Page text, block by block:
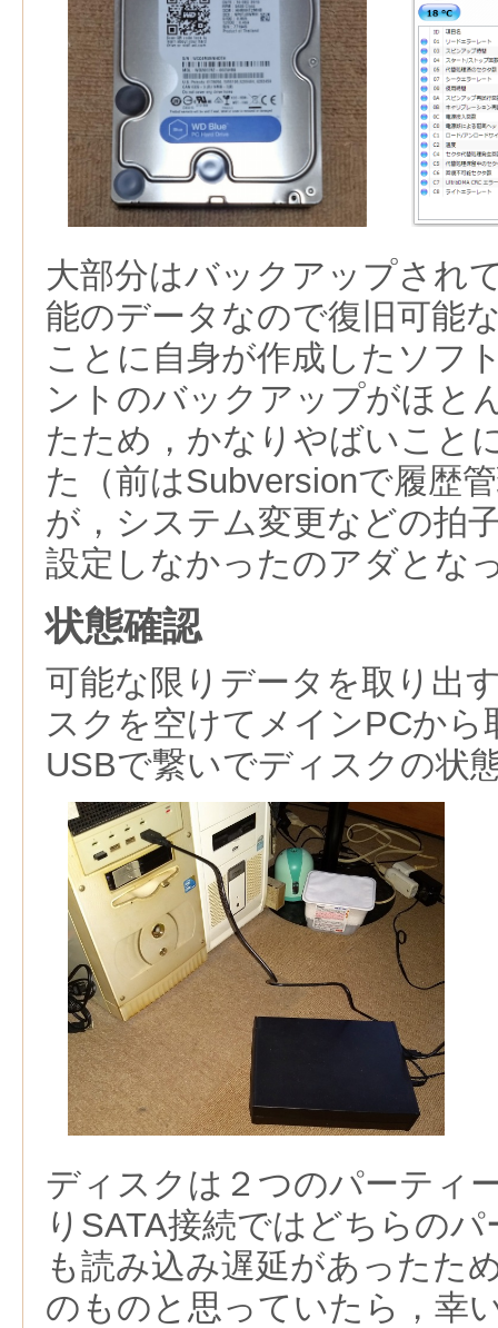
大部分はバックアップされ
能のデータなので復旧可能
ことに自身が作成したソフ
ントのバックアップがほと
たため，かなりやばいこと
た（前はSubversionで履歴
が，システム変更などの拍
設定しなかったのアダとな
状態確認
可能な限りデータを取り出
スクを空けてメインPCから
USBで繋いでディスクの状
ディスクは２つのパーティ
りSATA接続ではどちらの
も読み込み遅延があったた
のものと思っていたら，幸